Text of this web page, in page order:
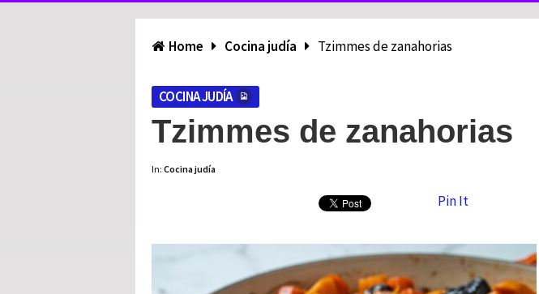
Home Cocina judía Tzimmes de zanahorias
COCINA JUDÍA
Tzimmes de zanahorias
In: Cocina judía
Pin It